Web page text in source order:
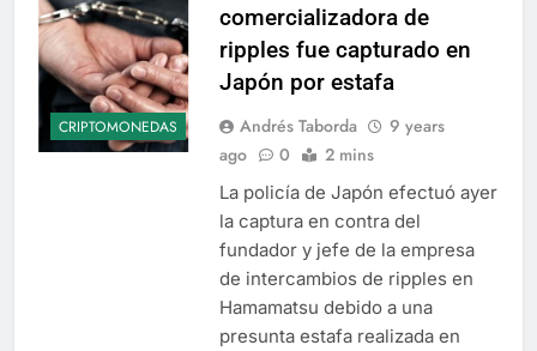
CRIPTOMONEDAS
comercializadora de
ripples fue capturado en
Japón por estafa
Andrés Taborda
9 years
ago
0 2 mins
La policía de Japón efectuó ayer
la captura en contra del
fundador y jefe de la empresa
de intercambios de ripples en
Hamamatsu debido a una
presunta estafa realizada en